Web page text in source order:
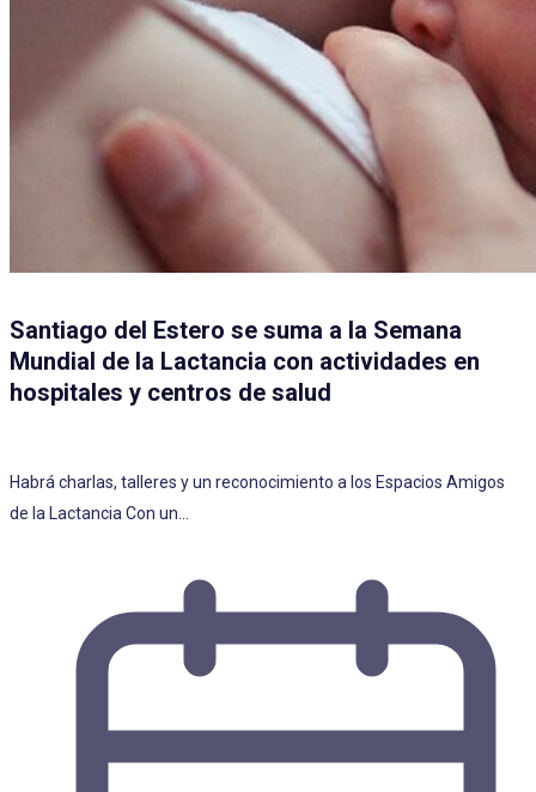
Santiago del Estero se suma a la Semana
Mundial de la Lactancia con actividades en
hospitales y centros de salud
Habrá charlas, talleres y un reconocimiento a los Espacios Amigos
de la Lactancia Con un…